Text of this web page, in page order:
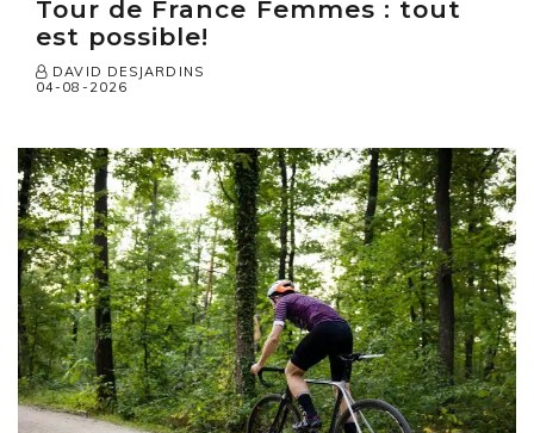
Tour de France Femmes : tout
est possible!
DAVID DESJARDINS
04-08-2026